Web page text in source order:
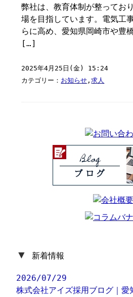
弊社は、教育体制が整ってお
場を目指しています。電気工
らに高め、愛知県岡崎市や豊
[…]
2025年4月25日(金) 15:24
カテゴリー： お知らせ ,求人
▼ 新着情報
2026/07/29
株式会社アイズ採用ブログ｜愛